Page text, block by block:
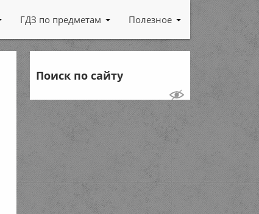
ГДЗ по предметам Полезное
Поиск по сайту